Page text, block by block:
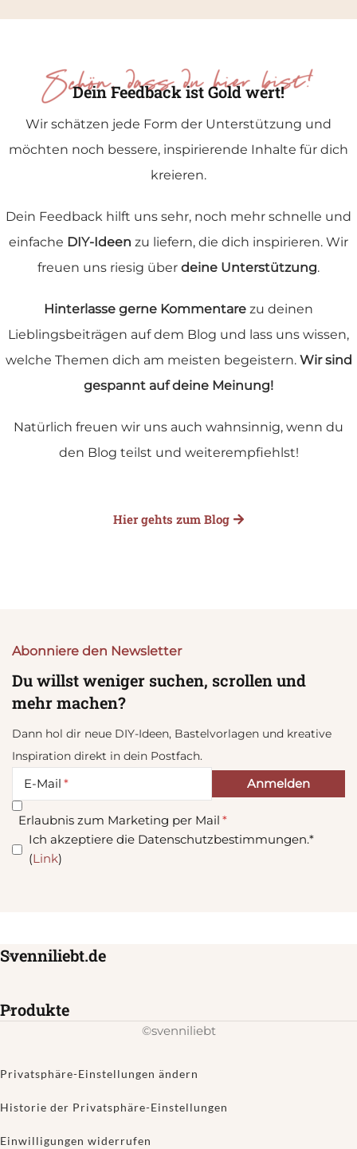
Dein Feedback ist Gold wert!
Wir schätzen jede Form der Unterstützung und
möchten noch bessere, inspirierende Inhalte für dich
kreieren.
Dein Feedback hilft uns sehr, noch mehr schnelle und
einfache DIY-Ideen zu liefern, die dich inspirieren. Wir
freuen uns riesig über deine Unterstützung.
Hinterlasse gerne Kommentare zu deinen
Lieblingsbeiträgen auf dem Blog und lass uns wissen,
welche Themen dich am meisten begeistern. Wir sind
gespannt auf deine Meinung!
Natürlich freuen wir uns auch wahnsinnig, wenn du
den Blog teilst und weiterempfiehlst!
Hier gehts zum Blog
Abonniere den Newsletter
Du willst weniger suchen, scrollen und
mehr machen?
Dann hol dir neue DIY-Ideen, Bastelvorlagen und kreative
Inspiration direkt in dein Postfach.
E-Mail
Erlaubnis zum Marketing per Mail
Ich akzeptiere die Datenschutzbestimmungen.*
(Link)
Svenniliebt.de
Produkte
©svenniliebt
Privatsphäre-Einstellungen ändern
Historie der Privatsphäre-Einstellungen
Einwilligungen widerrufen